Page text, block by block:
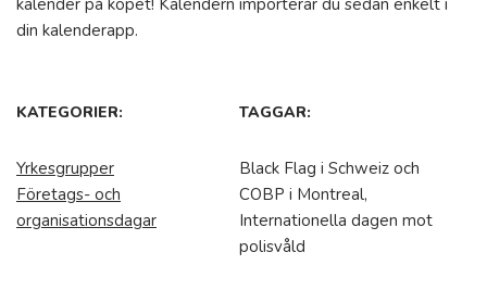
kalender på köpet! Kalendern importerar du sedan enkelt i
din kalenderapp.
KATEGORIER:
Yrkesgrupper
Företags- och
organisationsdagar
TAGGAR:
Black Flag i Schweiz och
COBP i Montreal,
Internationella dagen mot
polisvåld